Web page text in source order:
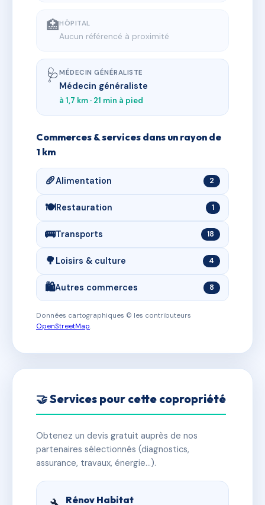
🏥HÔPITAL
Aucun référencé à proximité
🩺 MÉDECIN GÉNÉRALISTE
Médecin généraliste
à 1,7 km · 21 min à pied
Commerces & services dans un rayon de
1 km
🥖Alimentation 2
🍽️Restauration 1
🚌Transports 18
🌳 Loisirs & culture 4
🛍️Autres commerces 8
Données cartographiques © les contributeurs
OpenStreetMap.
🤝 Services pour cette copropriété
Obtenez un devis gratuit auprès de nos
partenaires sélectionnés (diagnostics,
assurance, travaux, énergie…).
Rénov Habitat